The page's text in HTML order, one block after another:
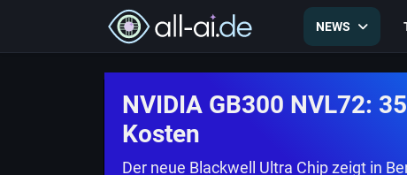
NEWS
NVIDIA GB300 NVL72:
Kosten
Der neue Blackwell Ultra Chip zeigt in